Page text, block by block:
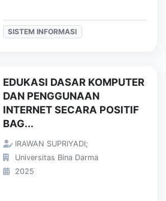
SISTEM INFORMASI
EDUKASI DASAR KOMPUTER
DAN PENGGUNAAN
INTERNET SECARA POSITIF
BAG...
IRAWAN SUPRIYADI;
Universitas Bina Darma
2025